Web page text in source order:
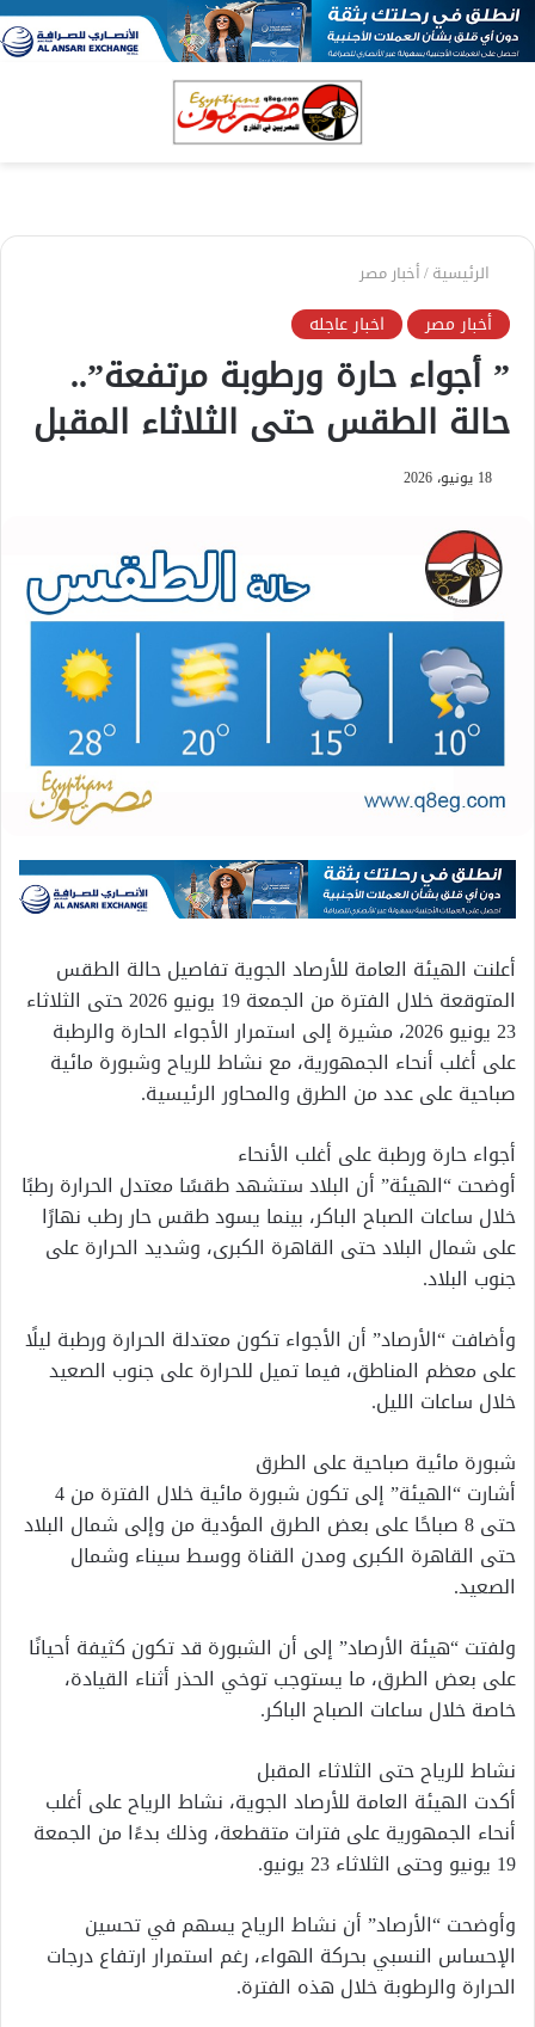
الرئيسية/أخبار مصر
أخبار مصر اخبار عاجله
” أجواء حارة ورطوبة مرتفعة”..
حالة الطقس حتى الثلاثاء المقبل
18 يونيو، 2026
أعلنت الهيئة العامة للأرصاد الجوية تفاصيل حالة الطقس
المتوقعة خلال الفترة من الجمعة 19 يونيو 2026 حتى الثلاثاء
23 يونيو 2026، مشيرة إلى استمرار الأجواء الحارة والرطبة
على أغلب أنحاء الجمهورية، مع نشاط للرياح وشبورة مائية
صباحية على عدد من الطرق والمحاور الرئيسية.
أجواء حارة ورطبة على أغلب الأنحاء
أوضحت “الهيئة” أن البلاد ستشهد طقسًا معتدل الحرارة رطبًا
خلال ساعات الصباح الباكر، بينما يسود طقس حار رطب نهارًا
على شمال البلاد حتى القاهرة الكبرى، وشديد الحرارة على
جنوب البلاد.
وأضافت “الأرصاد” أن الأجواء تكون معتدلة الحرارة ورطبة ليلًا
على معظم المناطق، فيما تميل للحرارة على جنوب الصعيد
خلال ساعات الليل.
شبورة مائية صباحية على الطرق
أشارت “الهيئة” إلى تكون شبورة مائية خلال الفترة من 4
حتى 8 صباحًا على بعض الطرق المؤدية من وإلى شمال البلاد
حتى القاهرة الكبرى ومدن القناة ووسط سيناء وشمال
الصعيد.
ولفتت “هيئة الأرصاد” إلى أن الشبورة قد تكون كثيفة أحيانًا
على بعض الطرق، ما يستوجب توخي الحذر أثناء القيادة،
خاصة خلال ساعات الصباح الباكر.
نشاط للرياح حتى الثلاثاء المقبل
أكدت الهيئة العامة للأرصاد الجوية، نشاط الرياح على أغلب
أنحاء الجمهورية على فترات متقطعة، وذلك بدءًا من الجمعة
19 يونيو وحتى الثلاثاء 23 يونيو.
وأوضحت “الأرصاد” أن نشاط الرياح يسهم في تحسين
الإحساس النسبي بحركة الهواء، رغم استمرار ارتفاع درجات
الحرارة والرطوبة خلال هذه الفترة.